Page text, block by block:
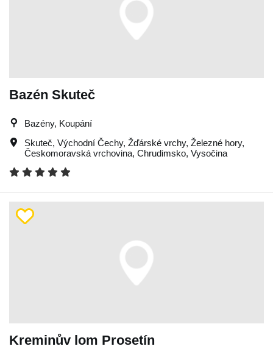
Bazén Skuteč
Bazény, Koupání
Skuteč, Východní Čechy, Žďárské vrchy, Železné hory,
Českomoravská vrchovina, Chrudimsko, Vysočina
Kreminův lom Prosetín